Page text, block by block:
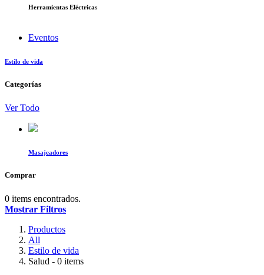
Herramientas Eléctricas
Eventos
Estilo de vida
Categorías
Ver Todo
Masajeadores
Comprar
0 items encontrados.
Mostrar Filtros
Productos
All
Estilo de vida
Salud - 0 items